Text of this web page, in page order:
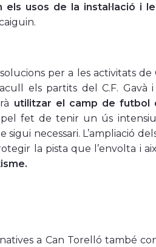
els usos de la instal·lació i
per a les activitats de
els partits del C.F. Gavà
utilitzar el camp de futbol
fet de tenir un ús intensiu,
sigui necessari. L’ampliació
la pista que l’envolta i
a Can Torelló també